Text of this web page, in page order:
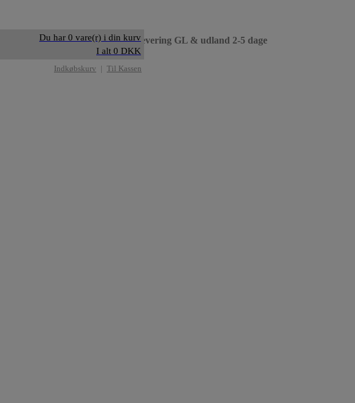
Du har 0 vare(r) i din kurv
I alt 0 DKK
Indkøbskurv | Til Kassen
• Levering DK dag til dag
• Levering GL & udland 2-5 dage